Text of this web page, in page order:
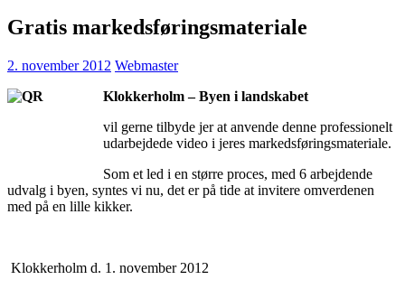
Gratis markedsføringsmateriale
2. november 2012 Webmaster
Klokkerholm – Byen i landskabet
vil gerne tilbyde jer at anvende denne professionelt
udarbejdede video i jeres markedsføringsmateriale.
Som et led i en større proces, med 6 arbejdende
udvalg i byen, syntes vi nu, det er på tide at invitere omverdenen
med på en lille kikker.
Klokkerholm d. 1. november 2012